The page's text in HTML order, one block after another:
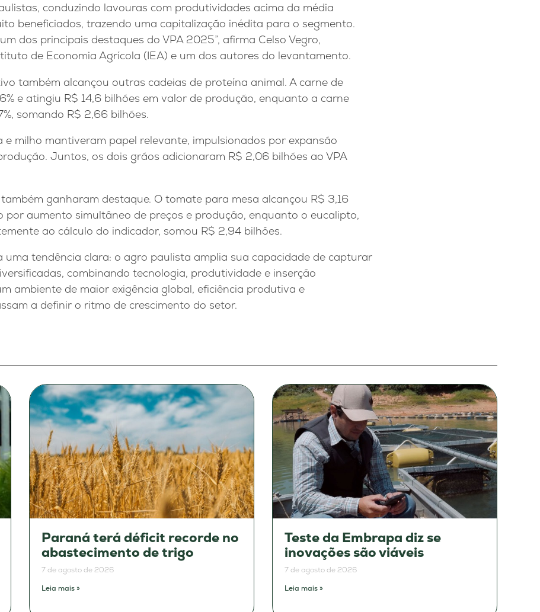
conduzindo lavouras com produtividades acima da média
beneficiados, trazendo uma capitalização inédita para o segmento.
dos principais destaques do VPA 2025”, afirma Celso Vegro,
de Economia Agrícola (IEA) e um dos autores do levantamento.
também alcançou outras cadeias de proteína animal. A carne de
e atingiu R$ 14,6 bilhões em valor de produção, enquanto a carne
somando R$ 2,66 bilhões.
e milho mantiveram papel relevante, impulsionados por expansão
Juntos, os dois grãos adicionaram R$ 2,06 bilhões ao VPA
ganharam destaque. O tomate para mesa alcançou R$ 3,16
por aumento simultâneo de preços e produção, enquanto o eucalipto,
ao cálculo do indicador, somou R$ 2,94 bilhões.
uma tendência clara: o agro paulista amplia sua capacidade de capturar
combinando tecnologia, produtividade e inserção
ambiente de maior exigência global, eficiência produtiva e
a definir o ritmo de crescimento do setor.
Paraná terá déficit recorde no
abastecimento de trigo
7 de agosto de 2026
Leia mais »
Teste da Embrapa diz se
inovações são viáveis
7 de agosto de 2026
Leia mais »